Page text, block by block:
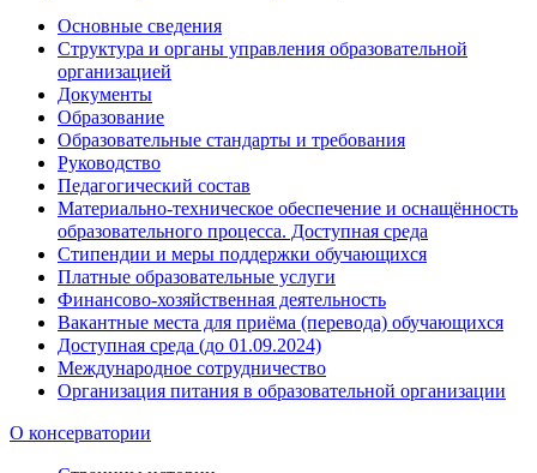
Основные сведения
Структура и органы управления образовательной
организацией
Документы
Образование
Образовательные стандарты и требования
Руководство
Педагогический состав
Материально-техническое обеспечение и оснащённость
образовательного процесса. Доступная среда
Стипендии и меры поддержки обучающихся
Платные образовательные услуги
Финансово-хозяйственная деятельность
Вакантные места для приёма (перевода) обучающихся
Доступная среда (до 01.09.2024)
Международное сотрудничество
Организация питания в образовательной организации
О консерватории